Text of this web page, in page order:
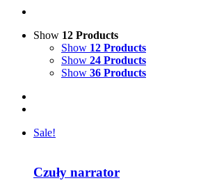
Show 12 Products
Show 12 Products
Show 24 Products
Show 36 Products
Sale!
Czuły narrator